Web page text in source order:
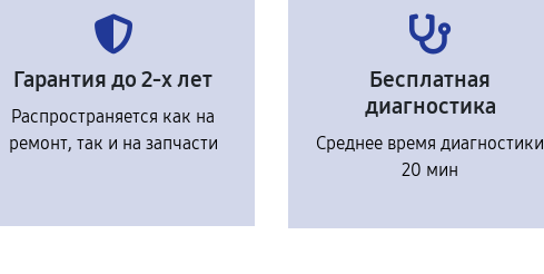
Гарантия до 2-х лет
Распространяется как на
ремонт, так и на запчасти
Бесплатная
диагностика
Среднее время диагностики
20 мин